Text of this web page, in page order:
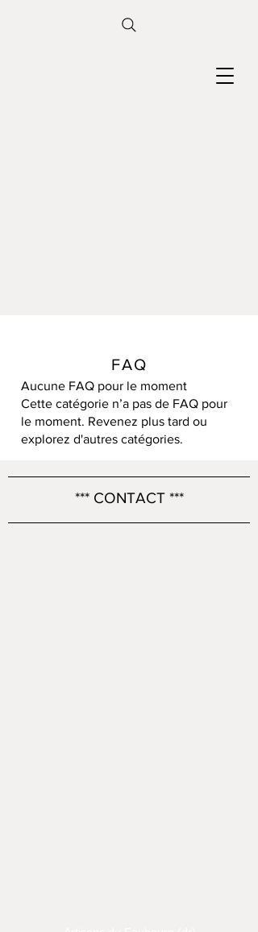
FAQ
Aucune FAQ pour le moment
Cette catégorie n’a pas de FAQ pour
le moment. Revenez plus tard ou
explorez d'autres catégories.
*** CONTACT ***